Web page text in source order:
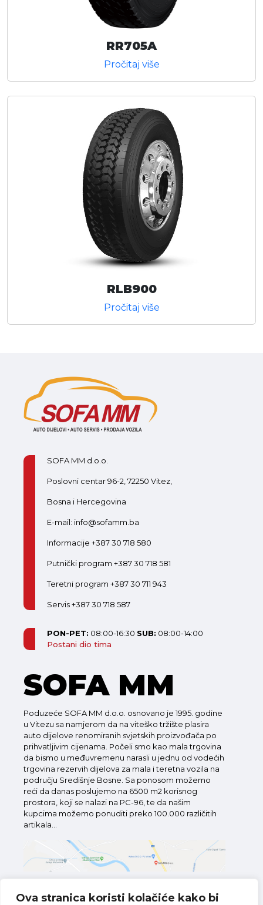
Ova stranica koristi kolačiće kako bi
RR705A
Pročitaj više
RLB900
Pročitaj više
SOFA MM d.o.o.
Poslovni centar 96-2, 72250 Vitez,
Bosna i Hercegovina
E-mail: info@sofamm.ba
Informacije +387 30 718 580
Putnički program +387 30 718 581
Teretni program +387 30 711 943
Servis +387 30 718 587
PON-PET: 08:00-16:30 SUB: 08:00-14:00
Postani dio tima
SOFA MM
Poduzeće SOFA MM d.o.o. osnovano je 1995. godine
u Vitezu sa namjerom da na viteško tržište plasira
auto dijelove renomiranih svjetskih proizvođača po
prihvatljivim cijenama. Počeli smo kao mala trgovina
da bismo u međuvremenu narasli u jednu od vodećih
trgovina rezervih dijelova za mala i teretna vozila na
području Središnje Bosne. Sa ponosom možemo
reći da danas poslujemo na 6500 m2 korisnog
prostora, koji se nalazi na PC-96, te da našim
kupcima možemo ponuditi preko 100.000 različitih
artikala...